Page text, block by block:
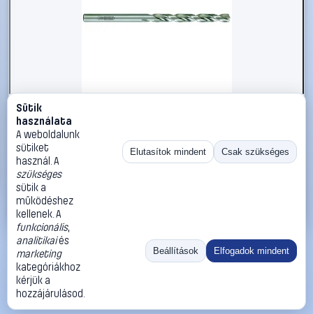
#2696182
KS Tools 3302145 HSS-G Fém spirálfúró készlet 14.5 mm 1
db
KS Tools
4 590 Ft
Kosárba
«
Ugrás:
Méret:
Rendezés:
©2026
ThermoScope
ÁSZF
Cégbemutató
Sütik
használata
A weboldalunk
sütiket
használ. A
szükséges
sütik a
működéshez
kellenek. A
funkcionális,
analitikaiés
marketing
kategóriákhoz
kérjük a
hozzájárulásod.
Elutasítok mindent Csak szükséges
Beállítások Elfogadok mindent